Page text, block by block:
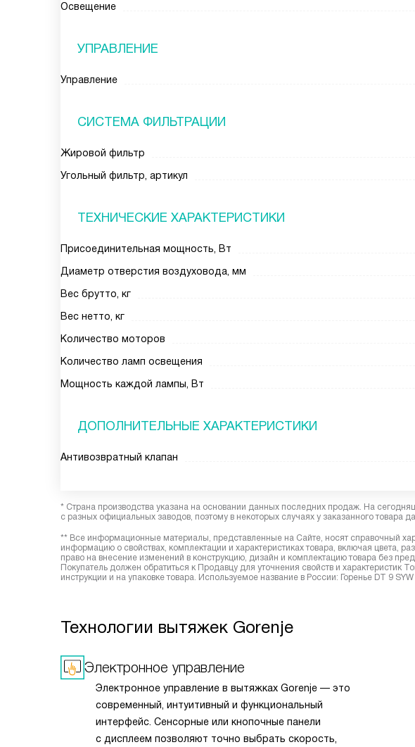
Освещение
УПРАВЛЕНИЕ
Управление
СИСТЕМА ФИЛЬТРАЦИИ
Жировой фильтр
Угольный фильтр, артикул
ТЕХНИЧЕСКИЕ ХАРАКТЕРИСТИКИ
Присоединительная мощность, Вт
Диаметр отверстия воздуховода, мм
Вес брутто, кг
Вес нетто, кг
Количество моторов
Количество ламп освещения
Мощность каждой лампы, Вт
ДОПОЛНИТЕЛЬНЫЕ ХАРАКТЕРИСТИКИ
Антивозвратный клапан
* Страна производства указана на основании данных последних продаж. На
с разных официальных заводов, поэтому в некоторых случаях у заказанного товара
** Все информационные материалы, представленные на Сайте, носят справочный
информацию о свойствах, комплектации и характеристиках товара, включая цвета,
право на внесение изменений в конструкцию, дизайн и комплектацию товара без
Покупатель должен обратиться к Продавцу для уточнения свойств и характеристик
инструкции и на упаковке товара. Используемое название в России: Горенье DT 9 SYW
Технологии вытяжек Gorenje
Электронное управление
Электронное управление в вытяжках Gorenje — это
современный, интуитивный и функциональный
интерфейс. Сенсорные или кнопочные панели
с дисплеем позволяют точно выбрать скорость,